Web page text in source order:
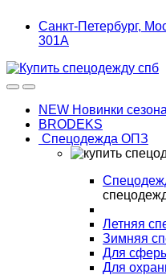
navigation
content
Санкт-Петербург,
301А
NEW Новинки сезона
BRODEKS
Спецодежда ОПЗ
Летняя
Зимняя
Для
Для